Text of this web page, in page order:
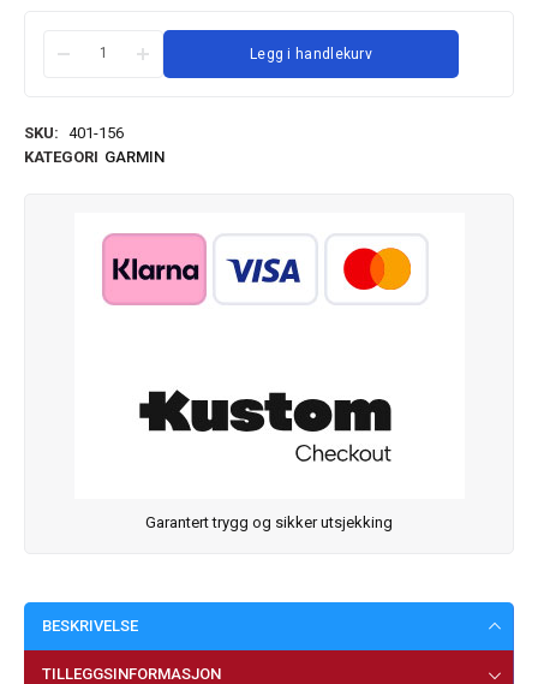
Legg i handlekurv
SKU: 401-156
KATEGORI GARMIN
Garantert trygg og sikker utsjekking
BESKRIVELSE
TILLEGGSINFORMASJON